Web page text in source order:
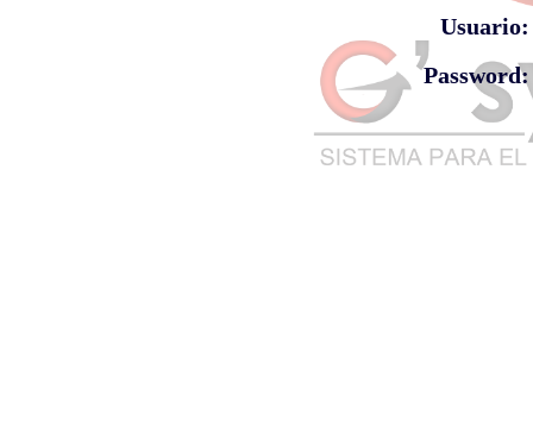
Usuario:
Password: